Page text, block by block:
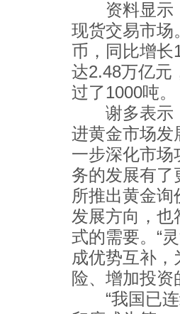
资料显示，
现货交易市场
币，同比增长
达2.48万亿元
过了1000吨。
谢多表示，
进黄金市场发
一步深化市场
务的发展有了
所推出黄金
发展方向，也
式的需要。“
成优势互补
险、增加投资
“我国已连